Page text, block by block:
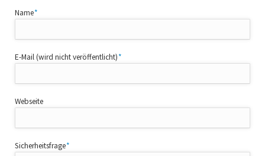
Pflichtfeld
Name*
Pflichtfeld
E-Mail (wird nicht veröffentlicht)*
Webseite
Pflichtfeld
Sicherheitsfrage*